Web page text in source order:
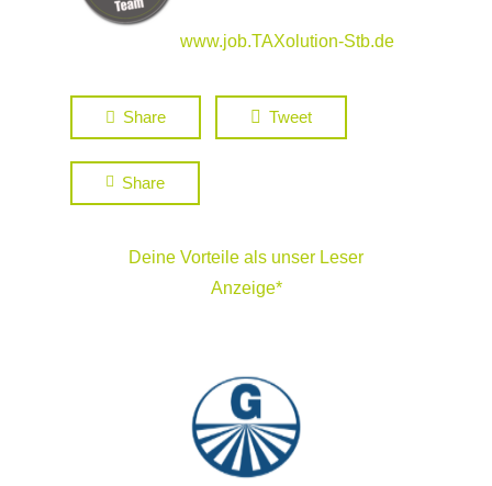
www.job.TAXolution-Stb.de
Share Tweet
Share
Deine Vorteile als unser Leser
Anzeige*